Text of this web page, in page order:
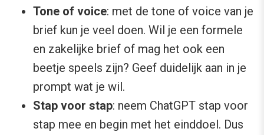
Tone of voice: met de tone of voice van je
brief kun je veel doen. Wil je een formele
en zakelijke brief of mag het ook een
beetje speels zijn? Geef duidelijk aan in je
prompt wat je wil.
Stap voor stap: neem ChatGPT stap voor
stap mee en begin met het einddoel. Dus